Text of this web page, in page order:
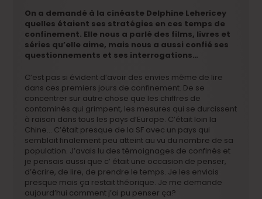
On a demandé à la cinéaste Delphine Lehericey
quelles étaient ses stratégies en ces temps de
confinement. Elle nous a parlé des films, livres et
séries qu’elle aime, mais nous a aussi confié ses
questionnements et ses interrogations…
C’est pas si évident d’avoir des envies même de lire
dans ces premiers jours de confinement. De se
concentrer sur autre chose que les chiffres de
contaminés qui grimpent, les mesures qui se durcissent
à raison dans tous les pays d’Europe. C’était loin la
Chine… C’était presque de la SF avec un pays qui
semblait finalement peu atteint au vu du nombre de sa
population. J’avais lu des témoignages de confinés et
je pensais aussi que c’ était une occasion de penser,
d’écrire, de lire, de prendre le temps. Je les enviais
presque mais ça restait théorique. Je me demande
aujourd’hui comment j’ai pu penser ça?